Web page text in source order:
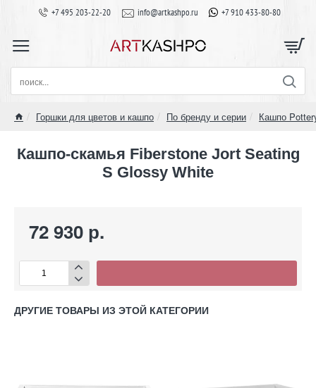
+7 495 203-22-20 info@artkashpo.ru +7 910 433-80-80
поиск...
Горшки для цветов и кашпо По бренду и серии Кашпо
Кашпо-скамья Fiberstone Jort Seating
S Glossy White
72 930 р.
ДРУГИЕ ТОВАРЫ ИЗ ЭТОЙ КАТЕГОРИИ